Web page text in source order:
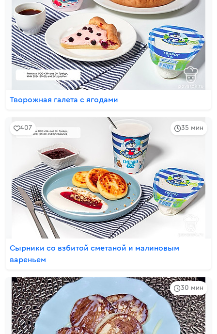
Творожная галета с ягодами
35 мин
407
Сырники со взбитой сметаной и малиновым
вареньем
30 мин